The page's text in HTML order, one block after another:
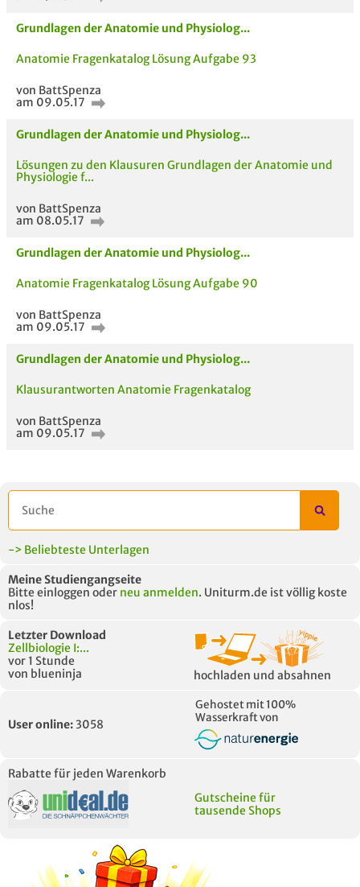
Bewertung
AUCH IM MODUL
Grundlagen der Anatomie und Physiolog...
Anatomie Fragenkatalog Lösung Aufgabe 93
von BattSpenza
am 09.05.17
Grundlagen der Anatomie und Physiolog...
Lösungen zu den Klausuren Grundlagen der Anatomie und
Physiologie f...
von BattSpenza
am 08.05.17
Grundlagen der Anatomie und Physiolog...
Anatomie Fragenkatalog Lösung Aufgabe 90
von BattSpenza
am 09.05.17
Grundlagen der Anatomie und Physiolog...
Klausurantworten Anatomie Fragenkatalog
von BattSpenza
am 09.05.17
-> Beliebteste Unterlagen
Meine Studiengangseite
Bitte einloggen oder neu anmelden. Uniturm.de ist völlig koste
nlos!
Letzter Download
Zellbiologie I:...
vor 1 Stunde
von blueninja
hochladen und absahnen
User online: 3058
Gehostet mit 100%
Wasserkraft von
Rabatte für jeden Warenkorb
Gutscheine für
tausende Shops